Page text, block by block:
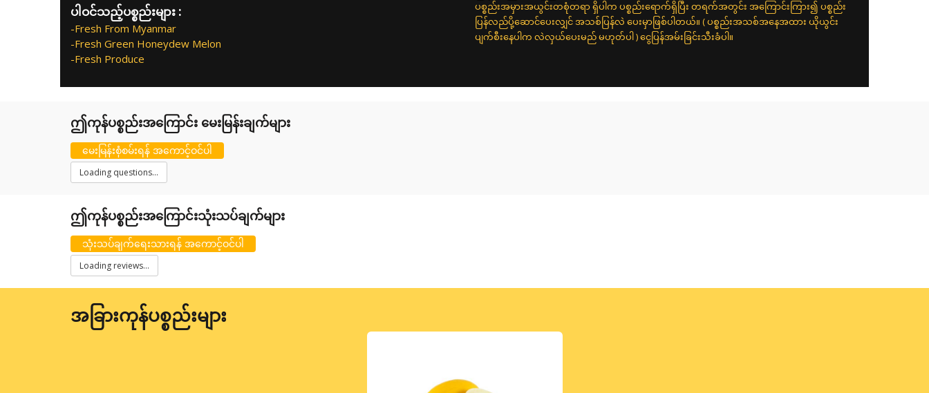
ပါဝင်သည့်ပစ္စည်းများ :
-Fresh From Myanmar
-Fresh Green Honeydew Melon
-Fresh Produce
ပစ္စည်းအမှားအယွင်းတစုံတရာ ရှိပါက ပစ္စည်းရောက်ရှိပြီး တရက်အတွင်း အကြောင်းကြား၍ ပစ္စည်း
ပြန်လည်ပို့ဆောင်ပေးလျှင် အသစ်ပြန်လဲ ပေးမှာဖြစ်ပါတယ်။ ( ပစ္စည်းအသစ်အနေအထား ယိုယွင်း
ပျက်စီးနေပါက လဲလှယ်ပေးမည် မဟုတ်ပါ ) ငွေပြန်အမ်းခြင်းသီးခံပါ။
ဤကုန်ပစ္စည်းအကြောင်း မေးမြန်းချက်များ
မေးမြန်းစုံစမ်းရန် အကောင့်ဝင်ပါ
Loading questions...
ဤကုန်ပစ္စည်းအကြောင်းသုံးသပ်ချက်များ
သုံးသပ်ချက်ရေးသားရန် အကောင့်ဝင်ပါ
Loading reviews...
အခြားကုန်ပစ္စည်းများ